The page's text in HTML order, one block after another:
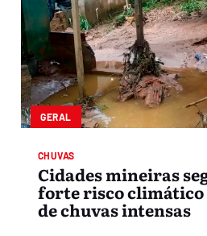
GERAL
CHUVAS
Cidades mineiras
forte risco climático
de chuvas intensas